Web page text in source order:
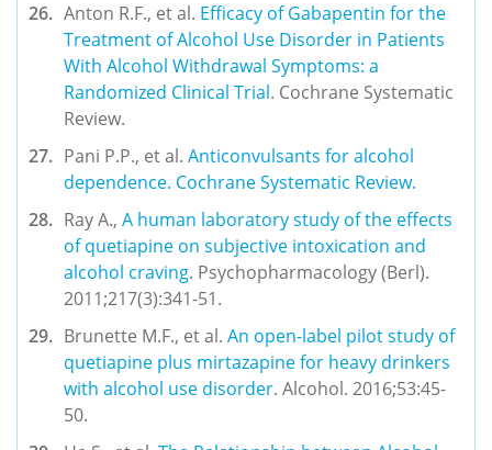
Anton R.F., et al. Efficacy of Gabapentin for the
Treatment of Alcohol Use Disorder in Patients
With Alcohol Withdrawal Symptoms: a
Randomized Clinical Trial. Cochrane Systematic
Review.
Pani P.P., et al. Anticonvulsants for alcohol
dependence. Cochrane Systematic Review.
Ray A., A human laboratory study of the effects
of quetiapine on subjective intoxication and
alcohol craving. Psychopharmacology (Berl).
2011;217(3):341-51.
Brunette M.F., et al. An open-label pilot study of
quetiapine plus mirtazapine for heavy drinkers
with alcohol use disorder. Alcohol. 2016;53:45-
50.